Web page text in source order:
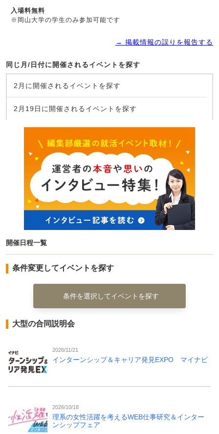
入場料無料
※岡山大学の学生のみ参加可能です
→ 掲載情報の誤りを報告する
同じ月/日付に開催されるイベントを探す
2月に開催されるイベントを探す
2月19日に開催されるイベントを探す
開催日程一覧
条件変更してイベントを探す
条件を選択してイベントを探す
大型の合同説明会
2026/11/21
インターンシップ＆キャリア発見EXPO マイナビ
2026/10/18
理系の女性活躍を考えるWEB仕事研究＆インター
ンシップフェア